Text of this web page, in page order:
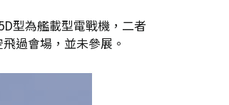
型為艦載型電戰機，二者
過會場，並未參展。